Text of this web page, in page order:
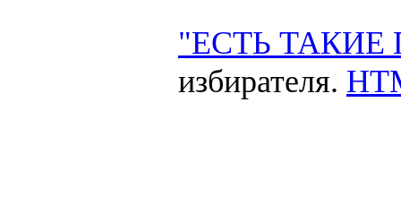
"ЕСТЬ ТАКИЕ
избирателя.